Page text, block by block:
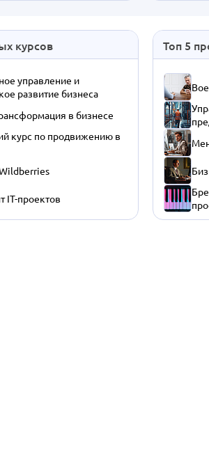
курсов
управление и
развитие бизнеса
в бизнесе
курс по продвижению в
IT-проектов
Топ 5